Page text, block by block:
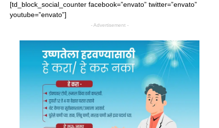
[td_block_social_counter facebook=”envato” twitter=”envato”
youtube=”envato”]
- Advertisement -